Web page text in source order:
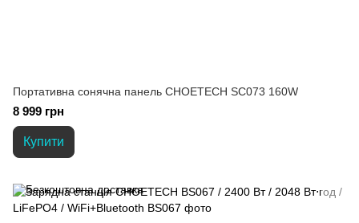
Портативна сонячна панель CHOETECH SC073 160W
8 999 грн
Купити